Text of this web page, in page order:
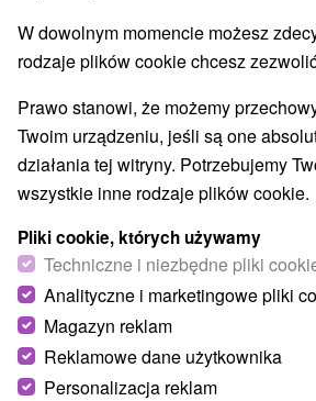
Zabytki techniki(1) Atrakcje dla
Ogrody botaniczne(1)
Ogrody zoologiczne i fermy zwierząt
Atrakcje turystyczne (2)
Wsie i miasta
W dowolnym momencie możesz
rodzaje plików cookie chcesz
Prawo stanowi, że możemy
Twoim urządzeniu, jeśli są one
działania tej witryny. Potrzebujemy
wszystkie inne rodzaje plików cookie.
Pliki cookie, których używamy
Techniczne i niezbędne pliki
Analityczne i marketingowe pliki
Magazyn reklam
Reklamowe dane użytkownika
Personalizacja reklam